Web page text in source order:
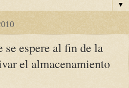
▼
se espere al fin de la
el almacenamiento